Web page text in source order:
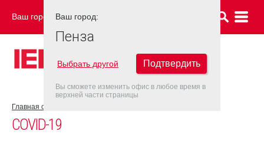
Ваш город: ПЕНЗА
Главная страница
COVID-19
Ваш город:
Пенза
Выбрать другой Подтвердить
Вы сможете изменить офис в любое время в
верхней части страницы